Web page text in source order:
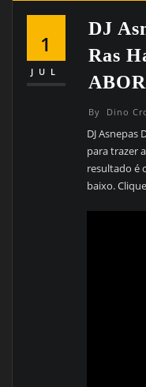
1
JUL
DJ
Ras
By Dino
DJ Asnepas
para trazer
resultado é
baixo.